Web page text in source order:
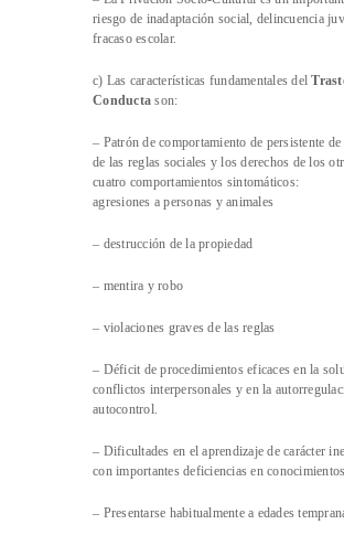
riesgo de inadaptación social, delincuencia
fracaso escolar.
c) Las características fundamentales del
Conducta son:
– Patrón de comportamiento de persistente
de las reglas sociales y los derechos de los
cuatro comportamientos sintomáticos:
agresiones a personas y animales
– destrucción de la propiedad
– mentira y robo
– violaciones graves de las reglas
– Déficit de procedimientos eficaces en la
conflictos interpersonales y en la
autocontrol.
– Dificultades en el aprendizaje de carácter
con importantes deficiencias en
– Presentarse habitualmente a edades